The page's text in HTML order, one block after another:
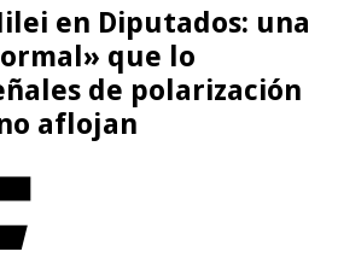
en Diputados: una
que lo
de polarización
aflojan